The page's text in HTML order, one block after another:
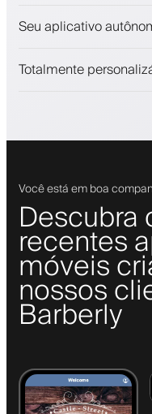
Envolva clientes
Seu aplicativo
Totalmente
Você está em boa
Descubra
recentes
móveis
nossos
Barberly